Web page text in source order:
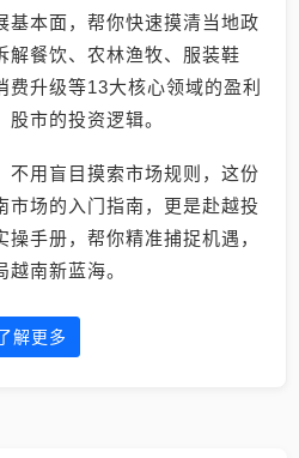
基本面，帮你快速摸清当地政
解餐饮、农林渔牧、服装鞋
费升级等13大核心领域的盈利
市的投资逻辑。
不用盲目摸索市场规则，这份
市场的入门指南，更是赴越投
手册，帮你精准捕捉机遇，
南新蓝海。
解更多